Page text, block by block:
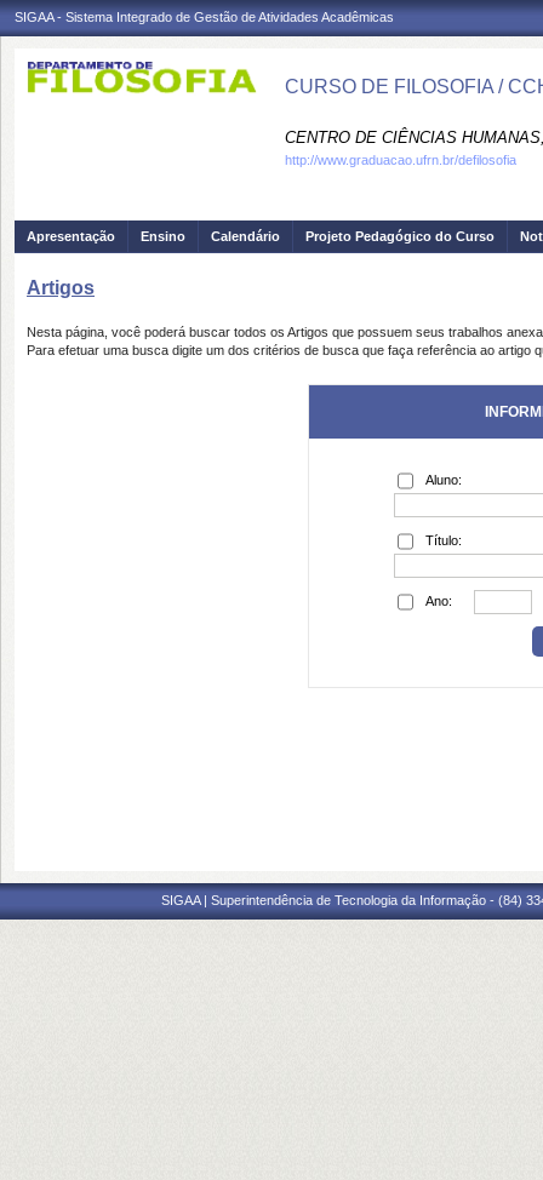
SIGAA - Sistema Integrado de Gestão de Atividades Acadêmicas
CURSO DE FILOSOFIA /
CENTRO DE CIÊNCIAS
http://www.graduacao.ufrn.br/defilosofia
Apresentação Ensino Calendário Projeto Pedagógico do Curso
Artigos
Nesta página, você poderá buscar todos os Artigos que possuem seus trabalhos
Para efetuar uma busca digite um dos critérios de busca que faça referência ao artigo
Aluno:
Título:
Ano:
SIGAA | Superintendência de Tecnologia da Informação - (84)